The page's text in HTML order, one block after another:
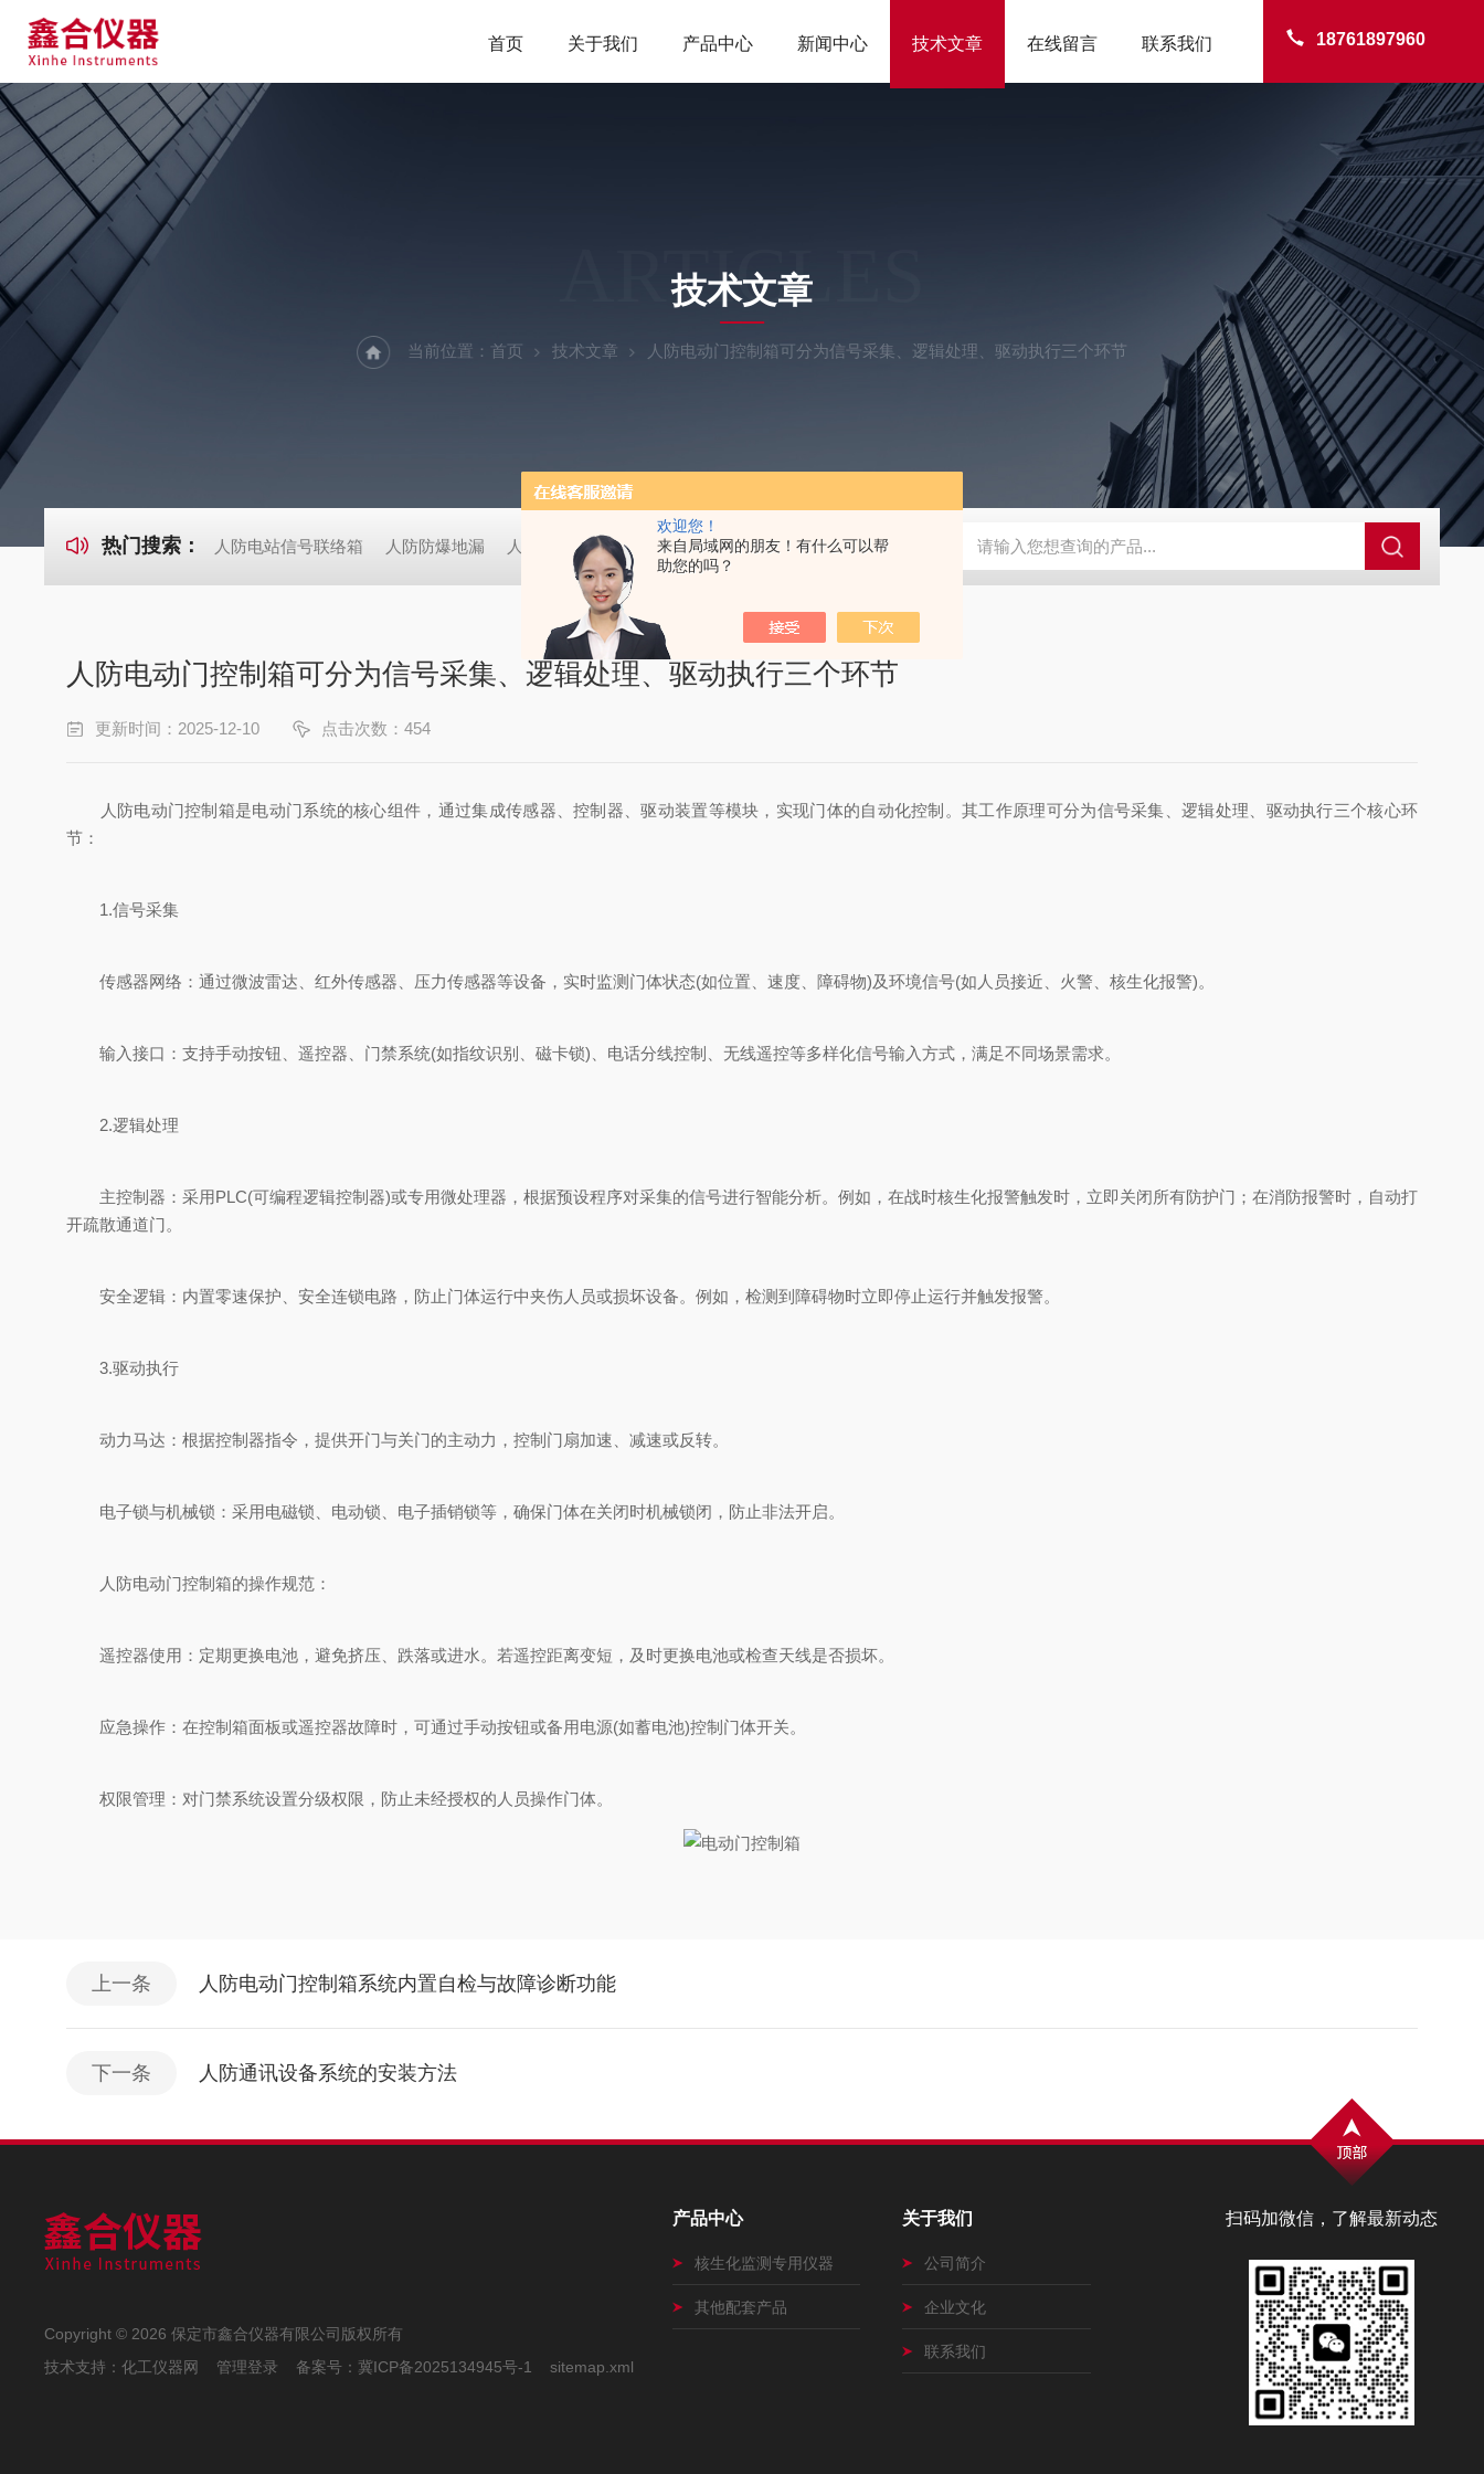
欢迎您！
来自局域网的朋友！有什么可以帮
助您的吗？
18761897960
首页 关于我们 产品中心 新闻中心 技术文章 在线留言 联系我们
ARTICLES
技术文章
当前位置： 首页 技术文章 人防电动门控制箱可分为信号采集、逻辑处理、驱动执行三个环节
热门搜索： 人防电站信号联络箱 人防防爆地漏 人防EPS电源柜 人防电动门控制箱 人防密闭盒 一氧化碳监控系统 人防通讯设备系统 人防呼叫按钮
人防电动门控制箱可分为信号采集、逻辑处理、驱动执行三个环节
更新时间：2025-12-10 点击次数：454
人防电动门控制箱是电动门系统的核心组件，通过集成传感器、控制器、驱动装置等模块，实现门体的自动化控制。其工作原理可分为信号采集、逻辑处理、驱动执行三个核心环
节：
1.信号采集
传感器网络：通过微波雷达、红外传感器、压力传感器等设备，实时监测门体状态(如位置、速度、障碍物)及环境信号(如人员接近、火警、核生化报警)。
输入接口：支持手动按钮、遥控器、门禁系统(如指纹识别、磁卡锁)、电话分线控制、无线遥控等多样化信号输入方式，满足不同场景需求。
2.逻辑处理
主控制器：采用PLC(可编程逻辑控制器)或专用微处理器，根据预设程序对采集的信号进行智能分析。例如，在战时核生化报警触发时，立即关闭所有防护门；在消防报警时，自动打
开疏散通道门。
安全逻辑：内置零速保护、安全连锁电路，防止门体运行中夹伤人员或损坏设备。例如，检测到障碍物时立即停止运行并触发报警。
3.驱动执行
动力马达：根据控制器指令，提供开门与关门的主动力，控制门扇加速、减速或反转。
电子锁与机械锁：采用电磁锁、电动锁、电子插销锁等，确保门体在关闭时机械锁闭，防止非法开启。
人防电动门控制箱的操作规范：
遥控器使用：定期更换电池，避免挤压、跌落或进水。若遥控距离变短，及时更换电池或检查天线是否损坏。
应急操作：在控制箱面板或遥控器故障时，可通过手动按钮或备用电源(如蓄电池)控制门体开关。
权限管理：对门禁系统设置分级权限，防止未经授权的人员操作门体。
上一条 人防电动门控制箱系统内置自检与故障诊断功能
下一条 人防通讯设备系统的安装方法
扫码加微信，了解最新动态
Copyright © 2026 保定市鑫合仪器有限公司版权所有
技术支持：化工仪器网 管理登录 备案号： 冀ICP备2025134945号-1 sitemap.xml
产品中心
核生化监测专用仪器
其他配套产品
关于我们
公司简介
企业文化
联系我们